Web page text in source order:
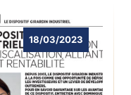
18/03/2023